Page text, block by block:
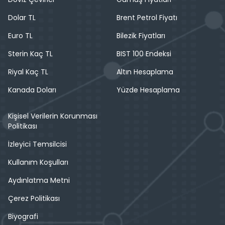
Dolar TL
Euro TL
Sterin Kaç TL
Riyal Kaç TL
Kanada Doları
Brent Petrol Fiyatı
Bilezik Fiyatları
BIST 100 Endeksi
Altın Hesaplama
Yüzde Hesaplama
Kişisel Verilerin Korunması
Politikası
İzleyici Temsilcisi
Kullanım Koşulları
Aydınlatma Metni
Çerez Politikası
Biyografi